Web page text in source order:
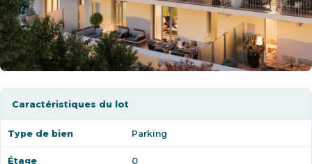
Caractéristiques du lot
Type de bien Parking
Étage 0